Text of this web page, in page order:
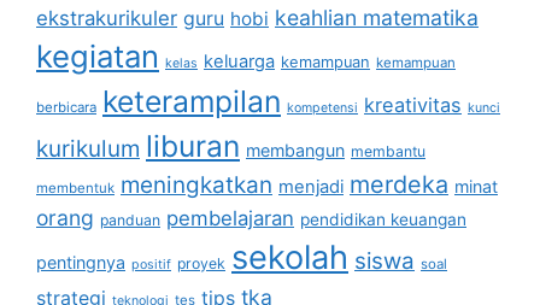
ekstrakurikuler guru hobi keahlian matematika
kegiatan kelas keluarga kemampuan kemampuan
berbicara keterampilan kompetensi kreativitas kunci
kurikulum liburan membangun membantu
membentuk meningkatkan menjadi merdeka minat
orang panduan pembelajaran pendidikan keuangan
pentingnya positif proyek sekolah siswa soal
strategi teknologi tes tips tka